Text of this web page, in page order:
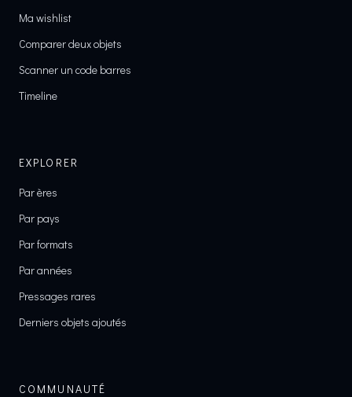
Ma wishlist
Comparer deux objets
Scanner un code barres
Timeline
EXPLORER
Par ères
Par pays
Par formats
Par années
Pressages rares
Derniers objets ajoutés
COMMUNAUTÉ